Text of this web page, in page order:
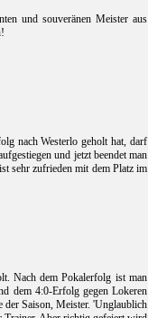
und souveränen Meister aus
nach Westerlo geholt hat, darf
und jetzt beendet man
sehr zufrieden mit dem Platz im
Nach dem Pokalerfolg ist man
dem 4:0-Erfolg gegen Lokeren
der Saison, Meister. 'Unglaublich